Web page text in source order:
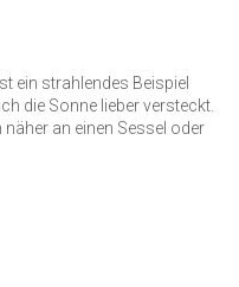
ein strahlendes Beispiel
die Sonne lieber versteckt.
an einen Sessel oder